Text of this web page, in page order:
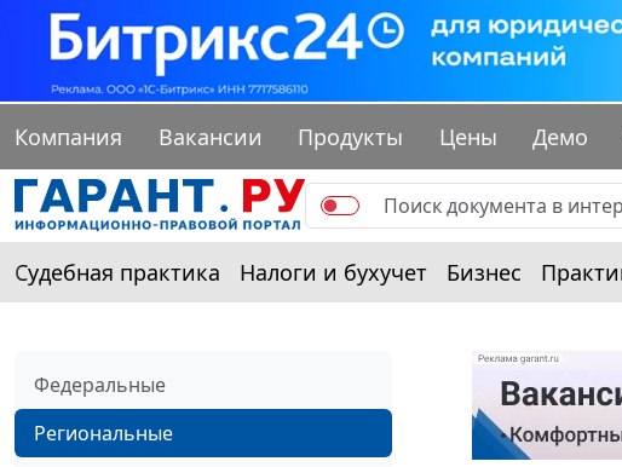
Компания Вакансии Продукты Цены Демо
Судебная практика Налоги и бухучет Бизнес
Федеральные
Региональные